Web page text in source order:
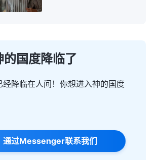
的国度降临了
经降临在人间！你想进入神的国度
通过Messenger联系我们